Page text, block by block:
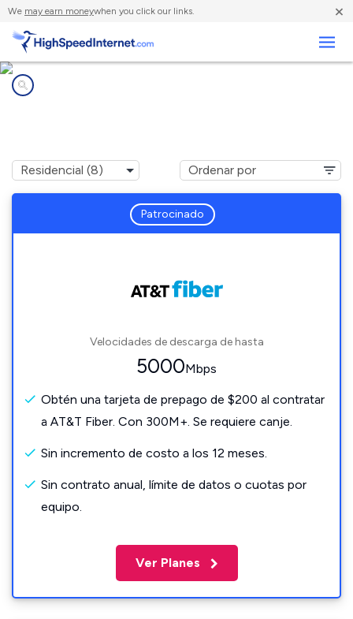
We may earn moneywhen you click our links. ×
Patrocinado
Velocidades de descarga de hasta
5000Mbps
Obtén una tarjeta de prepago de $200 al contratar
a AT&T Fiber. Con 300M+. Se requiere canje.
Sin incremento de costo a los 12 meses.
Sin contrato anual, límite de datos o cuotas por
equipo.
Ver Planes